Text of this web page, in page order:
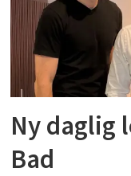
Ny daglig
Bad